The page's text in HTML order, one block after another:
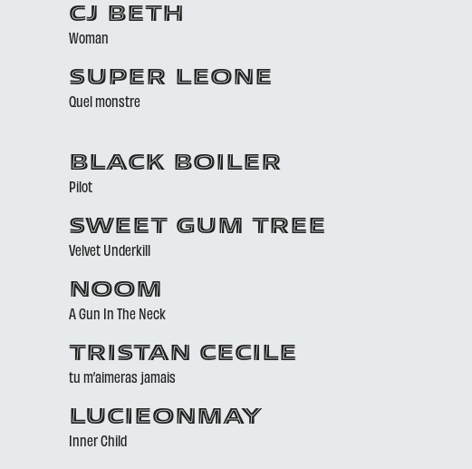
CJ BETH
Woman
SUPER LEONE
Quel monstre
BLACK BOILER
Pilot
SWEET GUM TREE
Velvet Underkill
NOOM
A Gun In The Neck
TRISTAN CECILE
tu m’aimeras jamais
LUCIEONMAY
Inner Child